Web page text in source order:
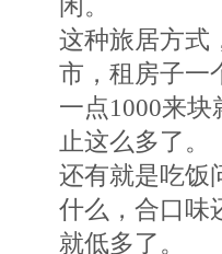
闲。
这种旅居方式
市，租房子一
一点1000来
止这么多了。
还有就是吃饭
什么，合口味
就低多了。